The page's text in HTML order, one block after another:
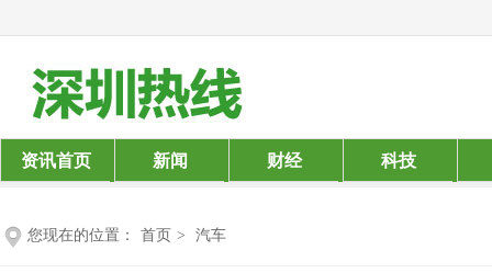
资讯首页 新闻 财经 科技
您现在的位置： 首页 > 汽车